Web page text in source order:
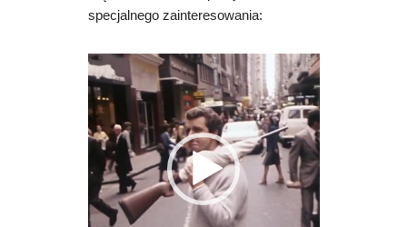
specjalnego zainteresowania:
O
d
t
w
a
z
a